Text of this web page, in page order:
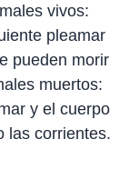
vivos:
pleamar
pueden morir
muertos:
y el cuerpo
las corrientes.